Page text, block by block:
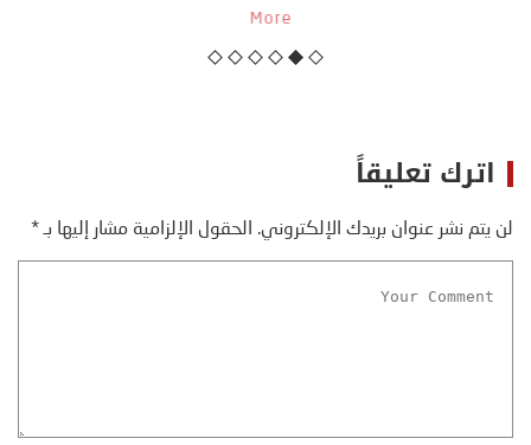
اترك تعليقاً
لن يتم نشر عنوان بريدك الإلكتروني. الحقول الإلزامية مشار إليها بـ*